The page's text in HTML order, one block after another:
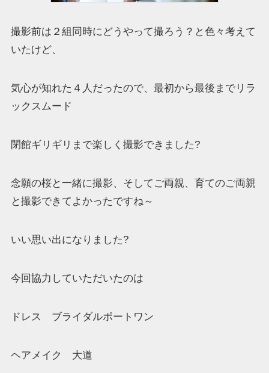
撮影前は２組同時にどうやって撮ろう？と色々考えて
いたけど、
気心が知れた４人だったので、最初から最後までリラ
ックスムード
閉館ギリギリまで楽しく撮影できました?
念願の桜と一緒に撮影、そしてご両親、育てのご両親
と撮影できてよかったですね～
いい思い出になりました?
今回協力していただいたのは
ドレス ブライダルポートワン
ヘアメイク 大道